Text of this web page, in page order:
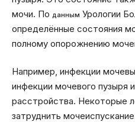
мочи. По данным Урологии
определённые состояния
полному опорожнению
Например, инфекции
инфекции мочевого пузыря
расстройства. Некоторые
затруднить